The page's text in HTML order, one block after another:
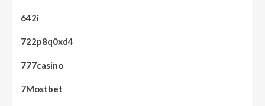
642i
722p8q0xd4
777casino
7Mostbet